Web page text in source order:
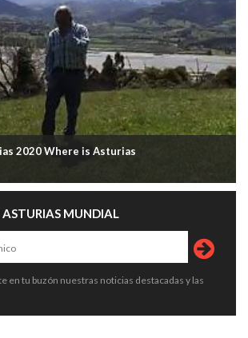
2020 Where is Asturias
ASTURIAS MUNDIAL
en tu buzón nuestras noticias destacadas y las